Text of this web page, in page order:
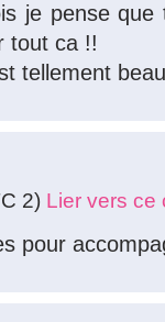
je pense
tout ca !!
tellement
2) Lier vers ce
pour